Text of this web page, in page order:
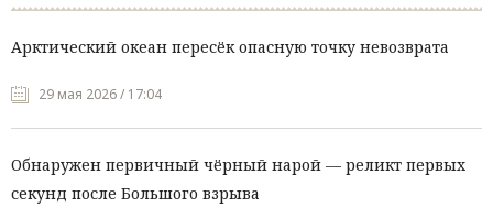
Арктический океан пересёк опасную точку невозврата
29 мая 2026 / 17:04
Обнаружен первичный чёрный нарой — реликт первых
секунд после Большого взрыва